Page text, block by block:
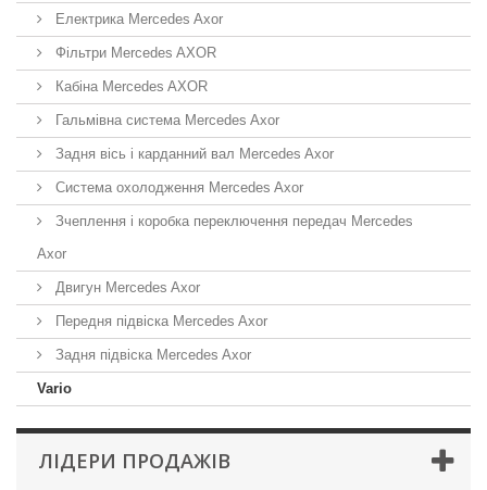
Електрика Mercedes Axor
Фільтри Mercedes AXOR
Кабіна Mercedes AXOR
Гальмівна система Mercedes Axor
Задня вісь і карданний вал Mercedes Axor
Система охолодження Mercedes Axor
Зчеплення і коробка переключення передач Mercedes
Axor
Двигун Mercedes Axor
Передня підвіска Mercedes Axor
Задня підвіска Mercedes Axor
Vario
ЛІДЕРИ ПРОДАЖІВ